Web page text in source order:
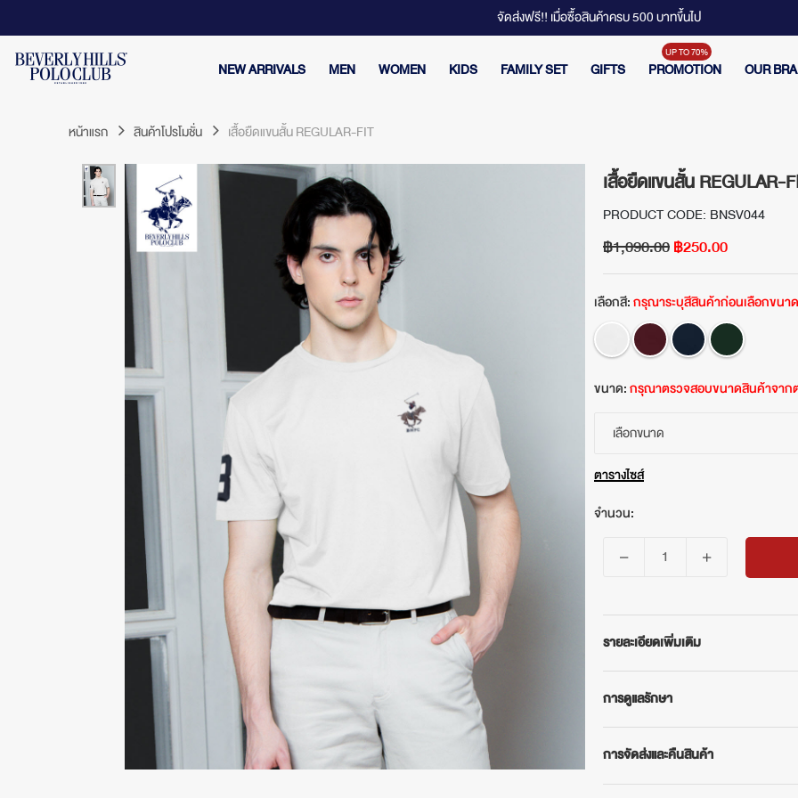
จัดส่งฟรี!! เมื่อซื้อสินค้าครบ 500 บาทขึ้นไป
NEW ARRIVALS MEN WOMEN KIDS FAMILY SET GIFTS PROMOTION OUR
หน้าแรก สินค้าโปรโมชั่น เสื้อยืดแขนสั้น REGULAR-FIT
เสื้อยืดแขนสั้น REGULAR-
PRODUCT CODE: BNSV044
฿1,090.00฿250.00
เลือกสี:กรุณาระบุสีสินค้าก่อนเลือกขนาด
ขนาด:กรุณาตรวจสอบขนาดสินค้าจากต
เลือกขนาด
ตารางไซส์
จำนวน:
รายละเอียดเพิ่มเติม
BEVERLY HILLS POLO CLUB
เสื้อยืดคอกลมแขนสั้น รุ่น BNSV044
หลายเฉดสีให้เลือก แมทช์ง่ายสวมใส่
คุณสมบัติสินค้า
- ผลิตจากผ้า COTTON USA 100%
การดูแลรักษา
- ซักด้วยน้ำอุณหภูมิไม่เกิน 40°
- แยกซักมือกับผ้าสีเหมือนกัน
- ห้ามใช้น้ำยาฟอกขาว
การจัดส่งและคืนสินค้า
การจัดส่งสินค้า